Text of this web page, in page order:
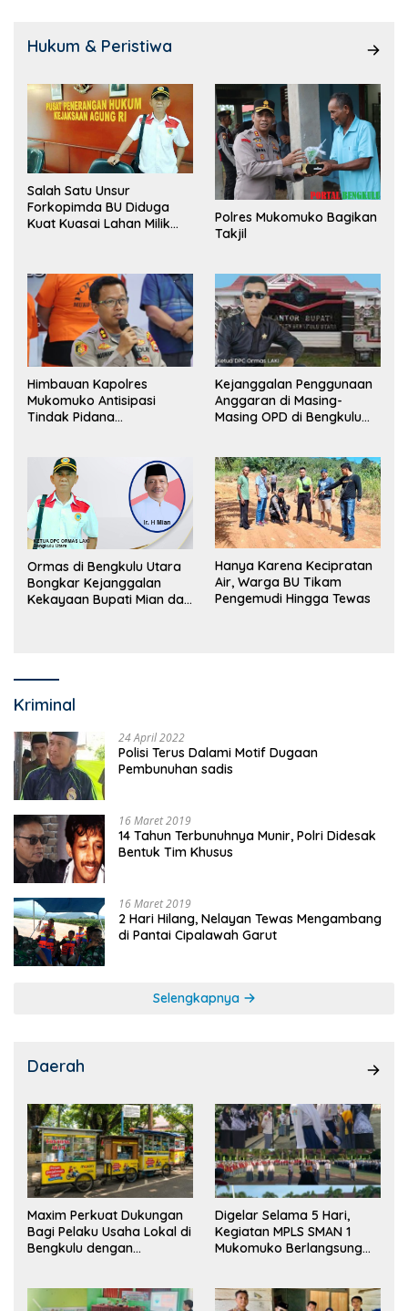
Hukum & Peristiwa
Salah Satu Unsur
Forkopimda BU Diduga
Kuat Kuasai Lahan Milik
Polres Mukomuko Bagikan
Takjil
Himbauan Kapolres
Mukomuko Antisipasi
Tindak Pidana
Kejanggalan Penggunaan
Anggaran di Masing-
Masing OPD di Bengkulu
Ormas di Bengkulu Utara
Bongkar Kejanggalan
Kekayaan Bupati Mian dan
Hanya Karena Kecipratan
Air, Warga BU Tikam
Pengemudi Hingga Tewas
Kriminal
24 April 2022
Polisi Terus Dalami Motif Dugaan
Pembunuhan sadis
16 Maret 2019
14 Tahun Terbunuhnya Munir, Polri Didesak
Bentuk Tim Khusus
16 Maret 2019
2 Hari Hilang, Nelayan Tewas Mengambang
di Pantai Cipalawah Garut
Selengkapnya
Daerah
Maxim Perkuat Dukungan
Bagi Pelaku Usaha Lokal di
Bengkulu dengan
Pasar
Digelar Selama 5 Hari,
Kegiatan MPLS SMAN 1
Mukomuko Berlangsung